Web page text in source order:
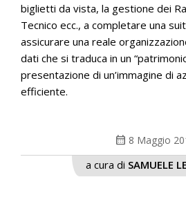
biglietti da vista, la gestione dei
Tecnico ecc., a completare una
assicurare una reale
dati che si traduca in un
presentazione di un’immagine di
efficiente.
calendar_month 8 Maggio
a cura di SAMUELE